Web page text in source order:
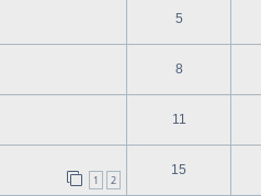
5
8
11
1 2
15